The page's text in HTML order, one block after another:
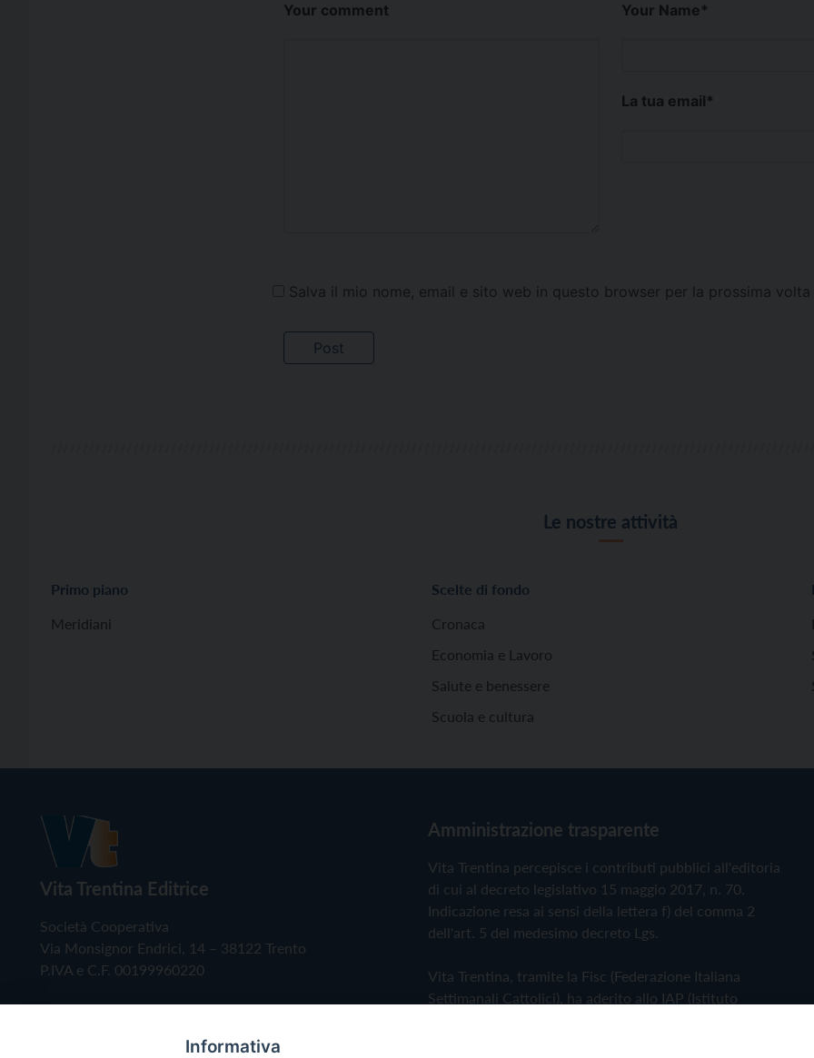
Your comment Your Name*
La tua email*
Salva il mio nome, email e sito web in questo browser per la prossima
Le nostre attività
Primo piano
Meridiani
Scelte di fondo
Cronaca
Economia e Lavoro
Salute e benessere
Scuola e cultura
Vita Trentina Editrice
Società Cooperativa
Via Monsignor Endrici, 14 – 38122 Trento
P.IVA e C.F. 00199960220
Amministrazione trasparente
Vita Trentina percepisce i contributi pubblici all'editoria
di cui al decreto legislativo 15 maggio 2017, n. 70.
Indicazione resa ai sensi della lettera f) del comma 2
dell'art. 5 del medesimo decreto Lgs.
Vita Trentina, tramite la Fisc (Federazione Italiana
Settimanali Cattolici), ha aderito allo IAP (Istituto
Informativa